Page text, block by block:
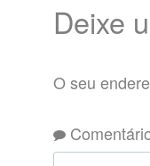
Deixe
O seu